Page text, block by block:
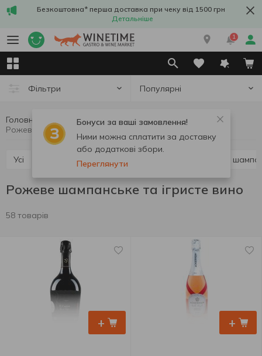
Безкоштовна* перша доставка при чеку від 1500 грн
Детальніше
1
Фільтри Популярні
Бонуси за ваші замовлення!
Ними можна сплатити за доставку
або додаткові збори.
Переглянути
Головна Шампанське та ігристе вино
Усі Біле шампанське та ігристе вино Червоне
Рожеве шампанське та ігристе вино
58 товарів
+ +